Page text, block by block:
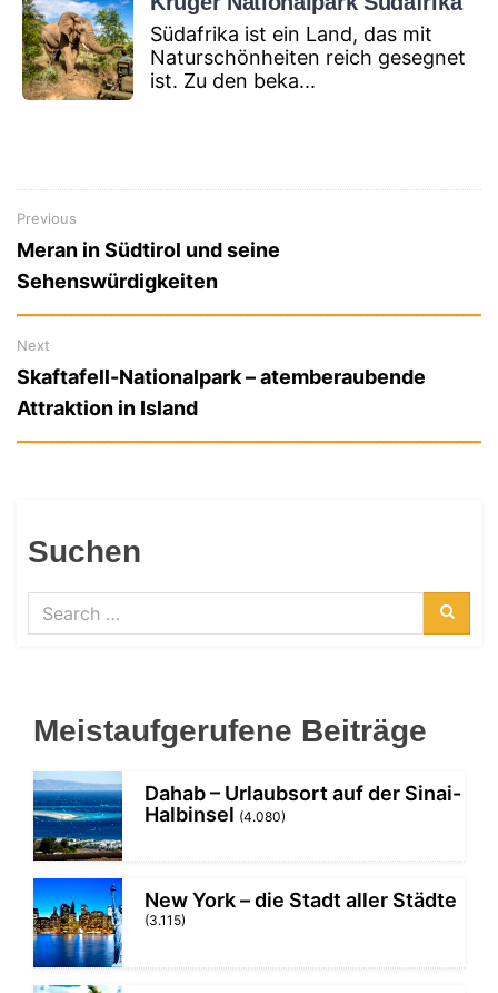
Südafrika ist ein Land, das mit
Naturschönheiten reich gesegnet
ist. Zu den beka...
Beitragsnavigation
Previous
Previous
post:
Meran in Südtirol und seine
Sehenswürdigkeiten
Next
Next
post:
Skaftafell-Nationalpark – atemberaubende
Attraktion in Island
Suchen
Search
Meistaufgerufene Beiträge
Dahab – Urlaubsort auf der Sinai-
Halbinsel (4.080)
New York – die Stadt aller Städte
(3.115)